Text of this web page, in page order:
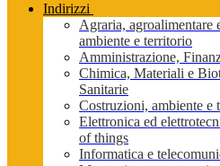
Indirizzi
Agraria, agroalimentare
ambiente e territorio
Amministrazione,
Chimica, Materiali e
Sanitarie
Costruzioni, ambiente e
Elettronica ed
of things
Informatica e